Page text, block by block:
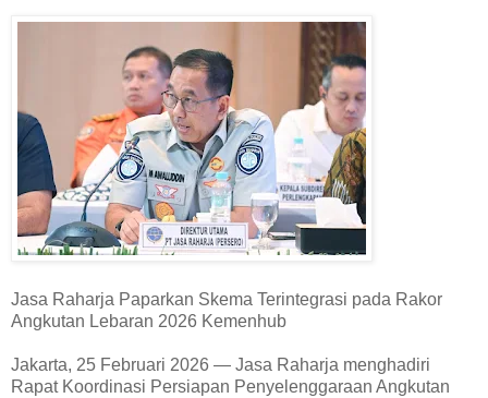
Jasa Raharja Paparkan Skema Terintegrasi pada Rakor
Angkutan Lebaran 2026 Kemenhub
Jakarta, 25 Februari 2026 — Jasa Raharja menghadiri
Rapat Koordinasi Persiapan Penyelenggaraan Angkutan